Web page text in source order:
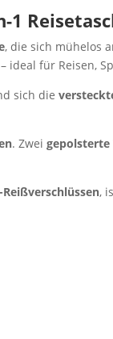
1
, die sich mühelos
ideal für Reisen,
sich die
. Zweigepolsterte
,